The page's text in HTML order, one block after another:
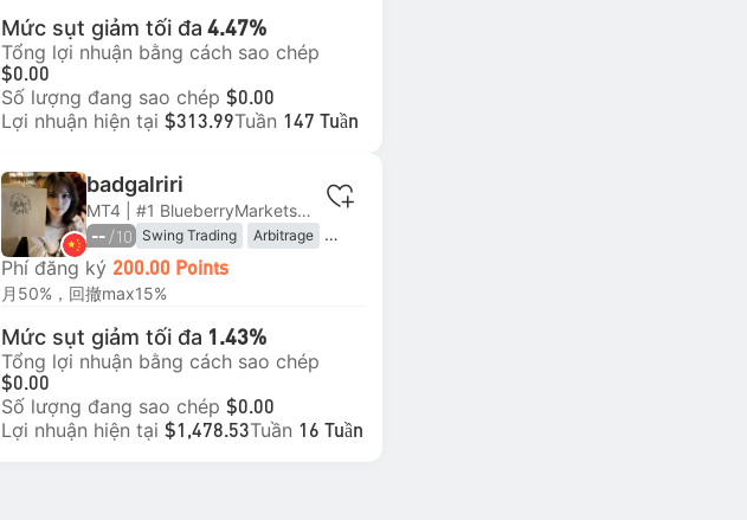
Mức sụt giảm tối đa 4.47%
Tổng lợi nhuận bằng cách sao chép
$0.00
Số lượng đang sao chép $0.00
Lợi nhuận hiện tại $313.99Tuần 147 Tuần
badgalriri
MT4 | #1 BlueberryMarkets-Live2
-- /10 Swing Trading
Arbitrage
Intraday
Phí đăng ký 200.00 Points
月50%，回撤max15%
Mức sụt giảm tối đa 1.43%
Tổng lợi nhuận bằng cách sao chép
$0.00
Số lượng đang sao chép $0.00
Lợi nhuận hiện tại $1,478.53Tuần 16 Tuần